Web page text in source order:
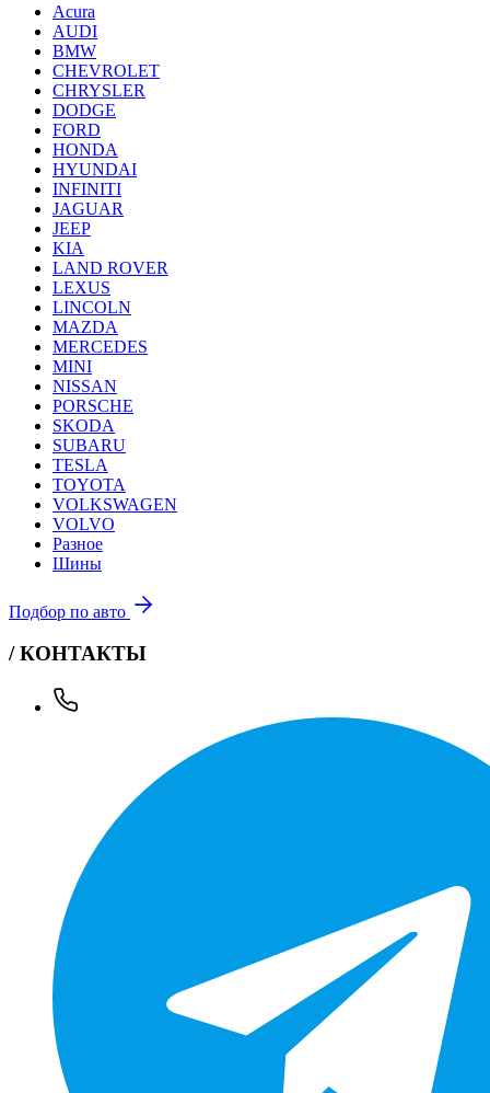
Acura
AUDI
BMW
CHEVROLET
CHRYSLER
DODGE
FORD
HONDA
HYUNDAI
INFINITI
JAGUAR
JEEP
KIA
LAND ROVER
LEXUS
LINCOLN
MAZDA
MERCEDES
MINI
NISSAN
PORSCHE
SKODA
SUBARU
TESLA
TOYOTA
VOLKSWAGEN
VOLVO
Разное
Шины
Подбор по авто
/ КОНТАКТЫ